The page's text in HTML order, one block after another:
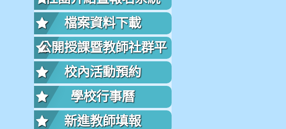
檔案資料下載
公開授課暨教師社群平
台
校內活動預約
學校行事曆
新進教師填報